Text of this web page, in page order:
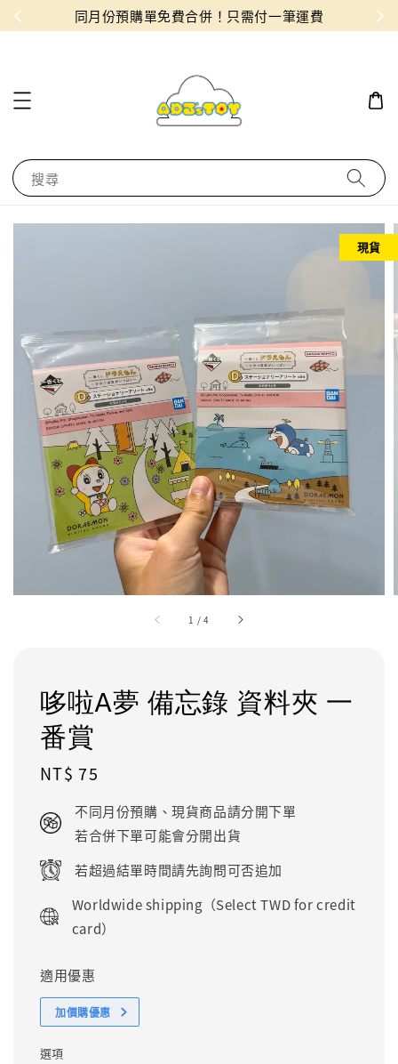
！ 同月份預購單免費合併！只需付一筆運費
搜尋
1 /4
現貨
哆啦A夢 備忘錄 資料夾 一
番賞
Regular
NT$ 75
不同月份預購、現貨商品請分開下單
若合併下單可能會分開出貨
若超過結單時間請先詢問可否追加
Worldwide shipping（Select TWD for credit
card）
適用優惠
加價購優惠
選項